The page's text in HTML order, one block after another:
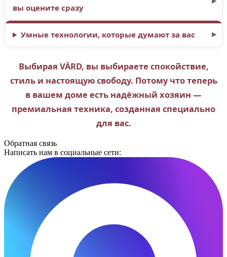
вы оцените сразу
Умные технологии, которые думают за вас
Выбирая VÄRD, вы выбираете спокойствие,
стиль и настоящую свободу. Потому что теперь
в вашем доме есть надёжный хозяин —
премиальная техника, созданная специально
для вас.
Обратная связь
Написать нам в социальные сети: